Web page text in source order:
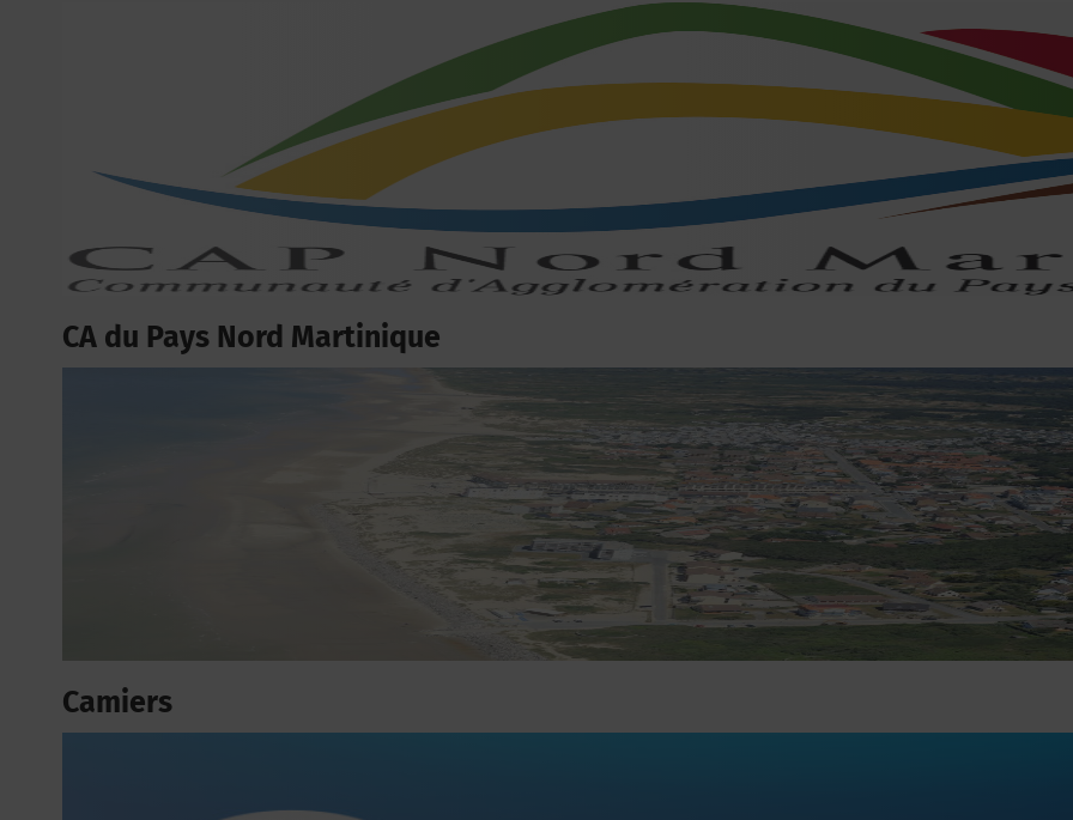
CA du Pays Nord Martinique
Camiers